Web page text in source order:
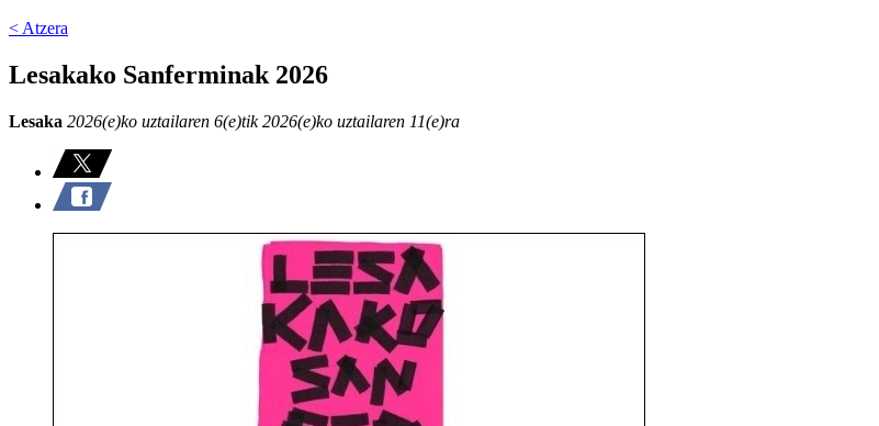
< Atzera
Lesakako Sanferminak 2026
Lesaka 2026(e)ko uztailaren 6(e)tik 2026(e)ko uztailaren 11(e)ra